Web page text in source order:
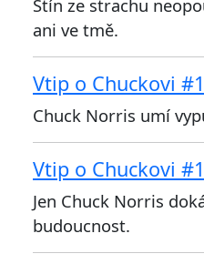
Stín ze strachu
ani ve tmě.
Vtip o Chuckovi
Chuck Norris umí
Vtip o Chuckovi
Jen Chuck Norris
budoucnost.